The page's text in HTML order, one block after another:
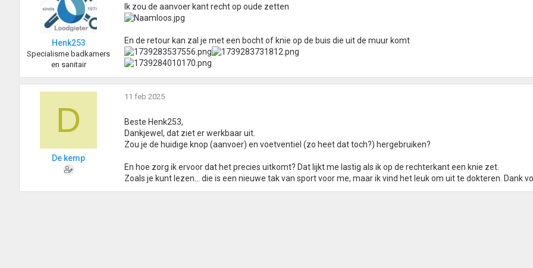
Henk253
Specialisme badkamers
en sanitair
Ik zou de aanvoer kant recht op oude zetten
En de retour kan zal je met een bocht of knie op de buis die uit de muur komt
D
De kemp
11 feb 2025
Beste Henk253,
Dankjewel, dat ziet er werkbaar uit.
Zou je de huidige knop (aanvoer) en voetventiel (zo heet dat toch?) hergebruiken?
En hoe zorg ik ervoor dat het precies uitkomt? Dat lijkt me lastig als ik op de rechterkant een knie zet.
Zoals je kunt lezen... die is een nieuwe tak van sport voor me, maar ik vind het leuk om uit te dokteren. Dank